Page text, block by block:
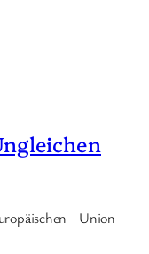
Union